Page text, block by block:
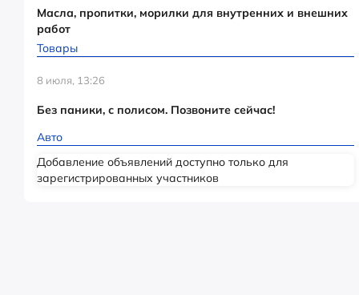
Масла, пропитки, морилки для внутренних и внешних
работ
Товары
8 июля, 13:26
Без паники, с полисом. Позвоните сейчас!
Авто
Добавление объявлений доступно только для
зарегистрированных участников